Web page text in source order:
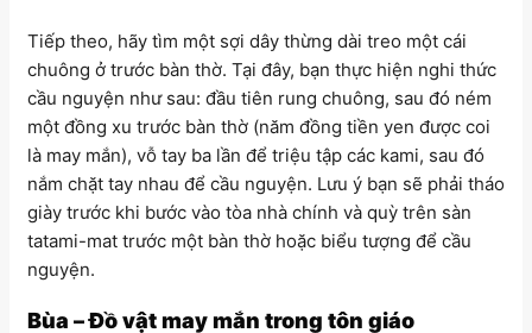
Tiếp theo, hãy tìm một sợi dây thừng dài treo một cái
chuông ở trước bàn thờ. Tại đây, bạn thực hiện nghi thức
cầu nguyện như sau: đầu tiên rung chuông, sau đó ném
một đồng xu trước bàn thờ (năm đồng tiền yen được coi
là may mắn), vỗ tay ba lần để triệu tập các kami, sau đó
nắm chặt tay nhau để cầu nguyện. Lưu ý bạn sẽ phải tháo
giày trước khi bước vào tòa nhà chính và quỳ trên sàn
tatami-mat trước một bàn thờ hoặc biểu tượng để cầu
nguyện.
Bùa – Đồ vật may mắn trong tôn giáo